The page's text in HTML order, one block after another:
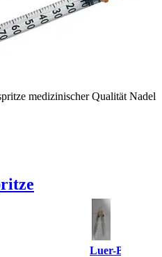
medizinischer Qualität Nadel
Luer-Beleg-